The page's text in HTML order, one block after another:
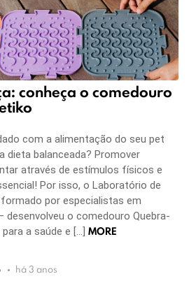
conheça o comedouro
com a alimentação do seu pet
dieta balanceada? Promover
através de estímulos físicos e
Por isso, o Laboratório de
por especialistas em
o comedouro Quebra-
a saúde e […] MORE
há 3 anos